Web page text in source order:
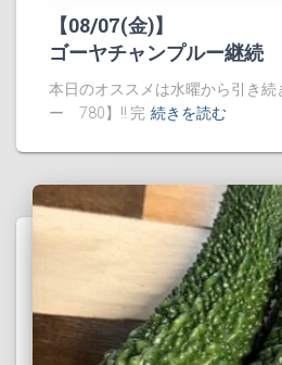
【08/07(金)】
ゴーヤチャンプルー継続
本日のオススメは水曜から引き
ー 780】!! 完 続きを読む